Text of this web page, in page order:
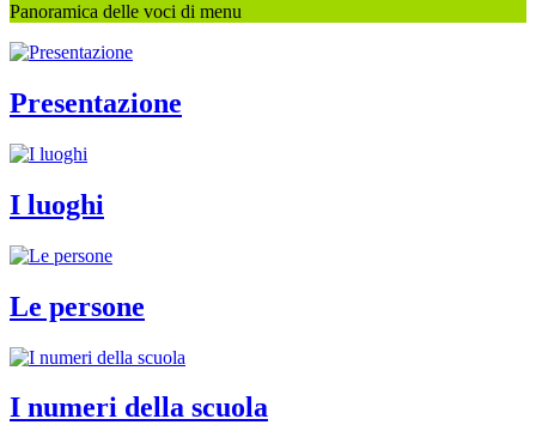
Panoramica delle voci di menu
Presentazione
I luoghi
Le persone
I numeri della scuola